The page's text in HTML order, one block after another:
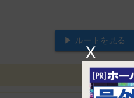
X
▶ ルートを見る